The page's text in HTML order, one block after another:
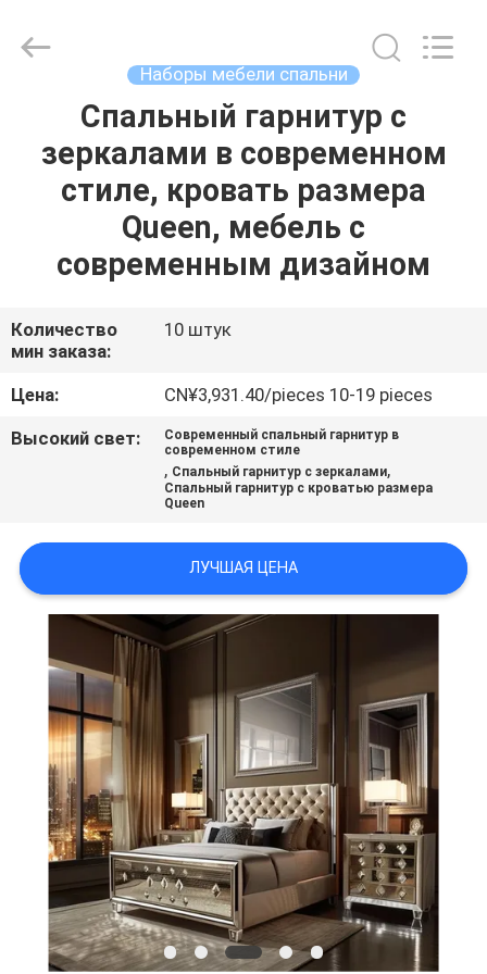
ГЛАВНАЯ
СТРАНИЦА
ПРОДУКЦИЯ
РОЛИКИ
VR
ШОУ
КОМПАНИИ
НАША
ФАБРИКА
КОНТАКТНЫЕ
ДАННЫЕ
НОВОСТИ
ВСЕ
СЛУЧАИ
Furniture
Наборы мебели спальни
Спальный гарнитур с
зеркалами в современном
стиле, кровать размера
Queen, мебель с
современным дизайном
Количество
мин заказа:
10 штук
Цена:
CN¥3,931.40/pieces 10-19 pieces
Высокий свет:
Современный спальный гарнитур в
современном стиле
, Спальный гарнитур с зеркалами,
Спальный гарнитур с кроватью размера
Queen
ЛУЧШАЯ ЦЕНА